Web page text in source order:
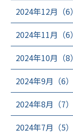
2024年12月（6）
2024年11月（6）
2024年10月（8）
2024年9月（6）
2024年8月（7）
2024年7月（5）